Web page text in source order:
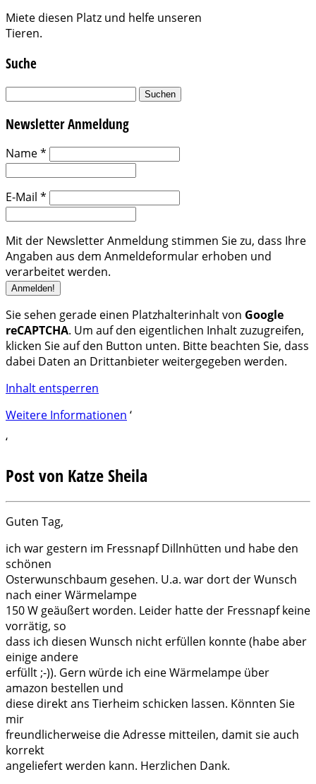
Miete diesen Platz und helfe unseren
Tieren.
Suche
Suchen
Newsletter Anmeldung
Name*
E-Mail *
Mit der Newsletter Anmeldung stimmen Sie zu, dass Ihre
Angaben aus dem Anmeldeformular erhoben und
verarbeitet werden.
Sie sehen gerade einen Platzhalterinhalt von Google
reCAPTCHA. Um auf den eigentlichen Inhalt zuzugreifen,
klicken Sie auf den Button unten. Bitte beachten Sie, dass
dabei Daten an Drittanbieter weitergegeben werden.
Inhalt entsperren
Weitere Informationen ‘
‘
Post von Katze Sheila
Guten Tag,
ich war gestern im Fressnapf Dillnhütten und habe den
schönen
Osterwunschbaum gesehen. U.a. war dort der Wunsch
nach einer Wärmelampe
150 W geäußert worden. Leider hatte der Fressnapf keine
vorrätig, so
dass ich diesen Wunsch nicht erfüllen konnte (habe aber
einige andere
erfüllt ;-)). Gern würde ich eine Wärmelampe über
amazon bestellen und
diese direkt ans Tierheim schicken lassen. Könnten Sie
mir
freundlicherweise die Adresse mitteilen, damit sie auch
korrekt
angeliefert werden kann. Herzlichen Dank.